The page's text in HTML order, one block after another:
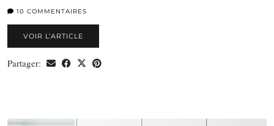
10 COMMENTAIRES
VOIR L’ARTICLE
Partager: